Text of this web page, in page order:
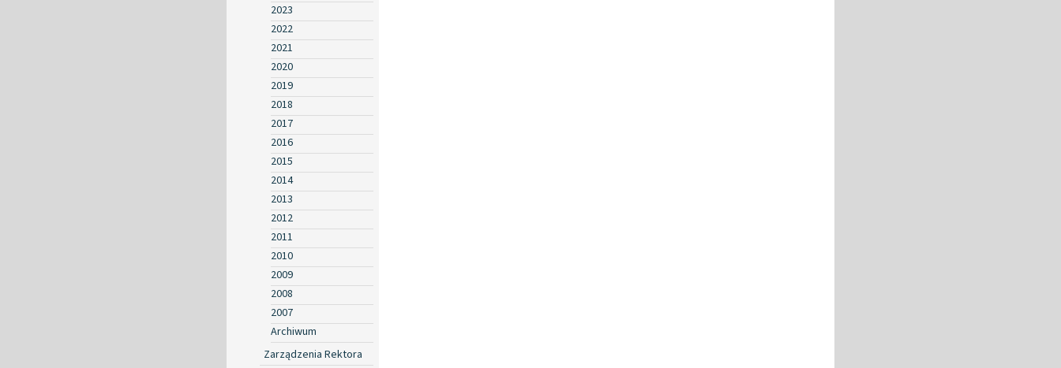
2023
2022
2021
2020
2019
2018
2017
2016
2015
2014
2013
2012
2011
2010
2009
2008
2007
Archiwum
Zarządzenia Rektora